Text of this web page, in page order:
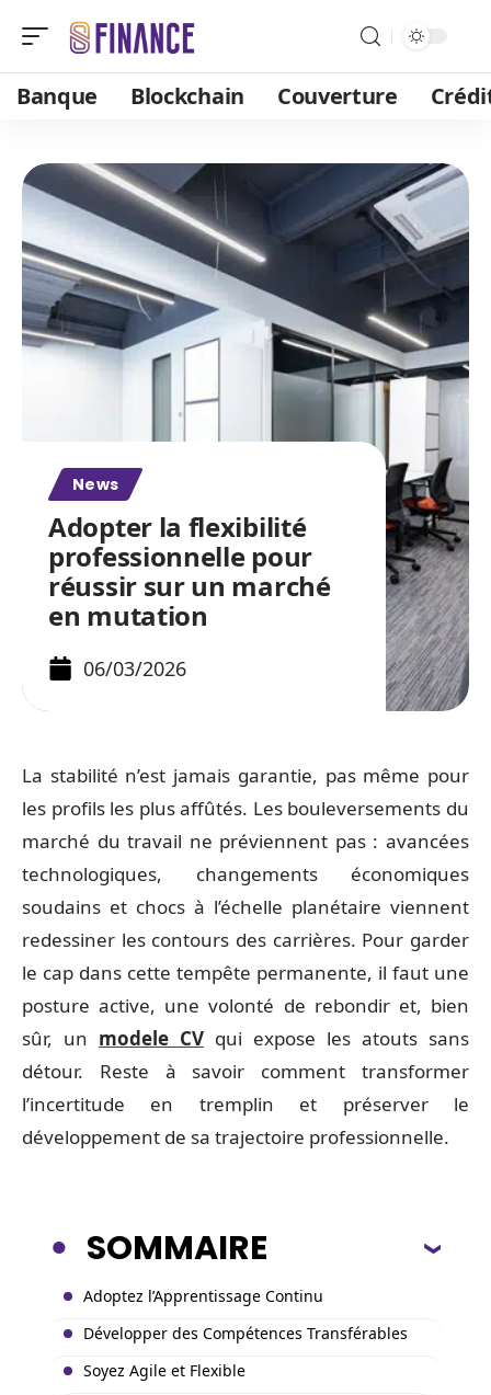
Banque Blockchain Couverture
News
Adopter la flexibilité
professionnelle pour
réussir sur un marché
en mutation
06/03/2026
La stabilité n’est jamais garantie, pas même pour
les profils les plus affûtés. Les bouleversements du
marché du travail ne préviennent pas : avancées
technologiques, changements économiques
soudains et chocs à l’échelle planétaire viennent
redessiner les contours des carrières. Pour garder
le cap dans cette tempête permanente, il faut une
posture active, une volonté de rebondir et, bien
sûr, un modele CV qui expose les atouts sans
détour. Reste à savoir comment transformer
l’incertitude en tremplin et préserver le
développement de sa trajectoire professionnelle.
SOMMAIRE
Adoptez l’Apprentissage Continu
Développer des Compétences Transférables
Soyez Agile et Flexible